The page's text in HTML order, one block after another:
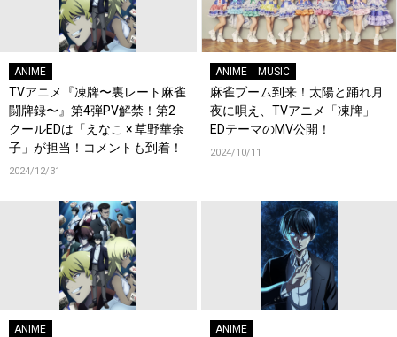
ANIME
TVアニメ『凍牌〜裏レート麻雀
闘牌録〜』第4弾PV解禁！第2
クールEDは「えなこ × 草野華余
子」が担当！コメントも到着！
2024/12/31
ANIME MUSIC
麻雀ブーム到来！太陽と踊れ月
夜に唄え、TVアニメ「凍牌」
EDテーマのMV公開！
2024/10/11
ANIME ANIME